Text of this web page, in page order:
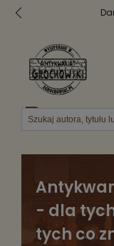
Menu
- dla
tych co